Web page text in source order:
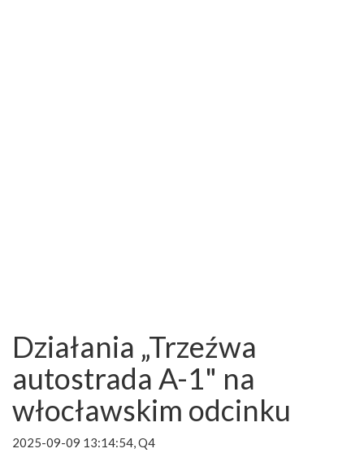
Działania „Trzeźwa
autostrada A-1" na
włocławskim odcinku
2025-09-09 13:14:54, Q4